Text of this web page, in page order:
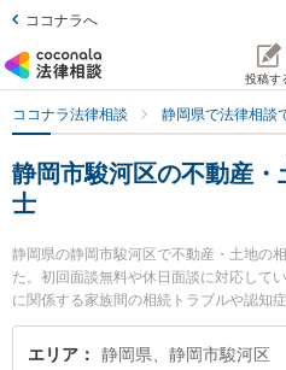
ココナラへ
投稿す
ココナラ法律相談 静岡県で法律相談
静岡市駿河区の不動産
士
静岡県の静岡市駿河区で不動産・土地の
た。初回面談無料や休日面談に対応して
に関係する家族間の相続トラブルや認知
の絞り込み検索もでき便利です。特に林
靖法律事務所の増田 靖弁護士、あおば法
エリア 静岡県、静岡市駿河区